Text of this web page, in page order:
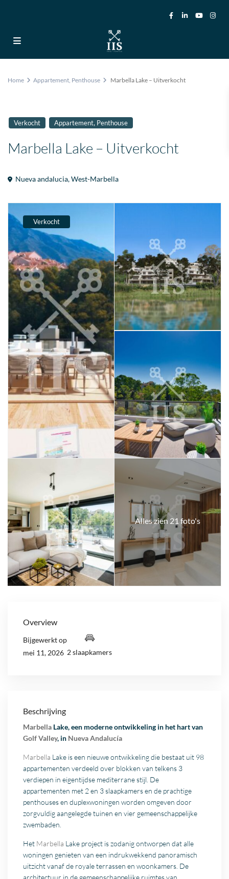
Home Appartement, Penthouse Marbella Lake – Uitverkocht
Verkocht Appartement, Penthouse
Marbella Lake – Uitverkocht
Nueva andalucia,West-Marbella
Verkocht
Alles zien 21 foto's
Overview
Bijgewerkt op
mei 11, 2026 2 slaapkamers
Beschrijving
Marbella Lake, een moderne ontwikkeling in het hart van
Golf Valley, in Nueva Andalucía
Marbella Lake is een nieuwe ontwikkeling die bestaat uit 98
appartementen verdeeld over blokken van telkens 3
verdiepen in eigentijdse mediterrane stijl. De
appartementen met 2 en 3 slaapkamers en de prachtige
penthouses en duplexwoningen worden omgeven door
zorgvuldig aangelegde tuinen en vier gemeenschappelijke
zwembaden.
Het Marbella Lake project is zodanig ontworpen dat alle
woningen genieten van een indrukwekkend panoramisch
uitzicht vanaf de royale terrassen en woonkamers. De
architectuur in de gemeenschappelijke ruimtes van